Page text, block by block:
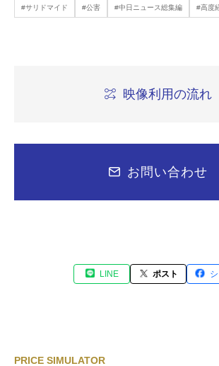
#サリドマイド #公害 #中日ニュース総集編 #高度
映像利用の流れ
お問い合わせ
LINE ポスト
PRICE SIMULATOR